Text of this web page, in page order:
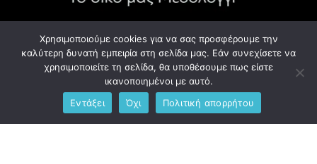
ΧΡΉΣΙΜΑ LINK
Προσωπικά Δεδομένα - GDPR
Ανδρέου Λόντου 1, Μεσολόγγι 302 00
Χρησιμοποιούμε cookies για να σας προσφέρουμε την
καλύτερη δυνατή εμπειρία στη σελίδα μας. Εάν συνεχίσετε να
χρησιμοποιείτε τη σελίδα, θα υποθέσουμε πως είστε
ικανοποιημένοι με αυτό.
Εντάξει
Όχι Πολιτική απορρήτου